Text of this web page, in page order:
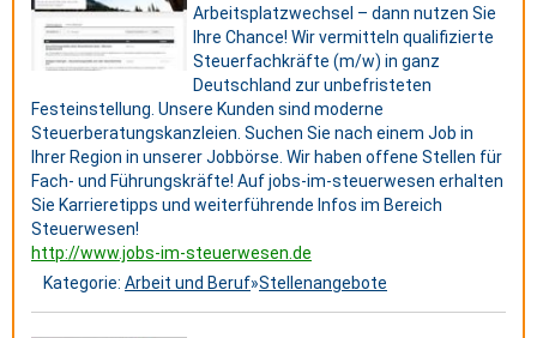
Arbeitsplatzwechsel – dann nutzen Sie
Ihre Chance! Wir vermitteln qualifizierte
Steuerfachkräfte (m/w) in ganz
Deutschland zur unbefristeten
Festeinstellung. Unsere Kunden sind moderne
Steuerberatungskanzleien. Suchen Sie nach einem Job in
Ihrer Region in unserer Jobbörse. Wir haben offene Stellen für
Fach- und Führungskräfte! Auf jobs-im-steuerwesen erhalten
Sie Karrieretipps und weiterführende Infos im Bereich
Steuerwesen!
http://www.jobs-im-steuerwesen.de
Kategorie: Arbeit und Beruf»Stellenangebote